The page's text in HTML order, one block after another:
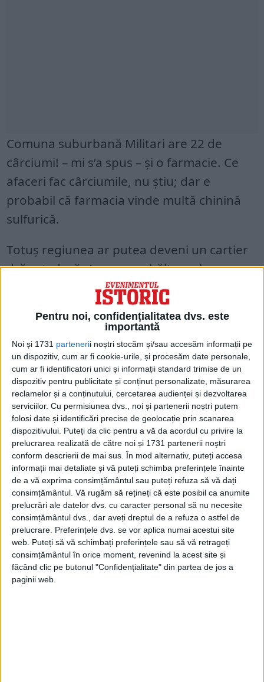
Pentru noi, confidențialitatea dvs. este
importantă
Noi și 1731 partenerii noștri stocăm și/sau accesăm informații pe
un dispozitiv, cum ar fi cookie-urile, și procesăm date personale,
cum ar fi identificatori unici și informații standard trimise de un
dispozitiv pentru publicitate și conținut personalizate, măsurarea
reclamelor și a conținutului, cercetarea audienței și dezvoltarea
serviciilor. Cu permisiunea dvs., noi și partenerii noștri putem
folosi date și identificări precise de geolocație prin scanarea
dispozitivului. Puteți da clic pentru a vă da acordul cu privire la
prelucrarea realizată de către noi și 1731 partenerii noștri
conform descrierii de mai sus. În mod alternativ, puteți accesa
informații mai detaliate și vă puteți schimba preferințele înainte
de a vă exprima consimțământul sau puteți refuza să vă dați
consimțământul. Vă rugăm să rețineți că este posibil ca anumite
prelucrări ale datelor dvs. cu caracter personal să nu necesite
consimțământul dvs., dar aveți dreptul de a refuza o astfel de
prelucrare. Preferințele dvs. se vor aplica numai acestui site
web. Puteți să vă schimbați preferințele sau să vă retrageți
consimțământul în orice moment, revenind la acest site și
făcând clic pe butonul "Confidențialitate" din partea de jos a
paginii web.
Comuna suburbană Militari are 22 de
cârciumi! – mi s’a spus – şi o farmacie. Ce
afaceri fac cârciumile, nu ştiu; dar e
probabil că farmacia vinde multă chinină
sulfurică.
Totuş regiunea ar putea deveni un cartier
drăguţ, dacă s’ar scurge băltoacele, care o
Nu ştiu, dacă cei de pe la Militari găsesc
ceva de pescuit prin bălţile lor, dar să
spunem ceva şi despre pescarii
bucureşteni de la sud-estul oraşului.
Aci, pe malul Dâmboviţei, se află
sărăcimea, care locuieşte în apropiere de
Abator.
Toţi caută să scoată din apa murdară fel de
fel de rămăşiţe, intestine şi organe
lepădate, ale animalelor tăiate şi care
plutesc în apa înroşită, ce vine prin sumbra
gură de canal a abatorului.